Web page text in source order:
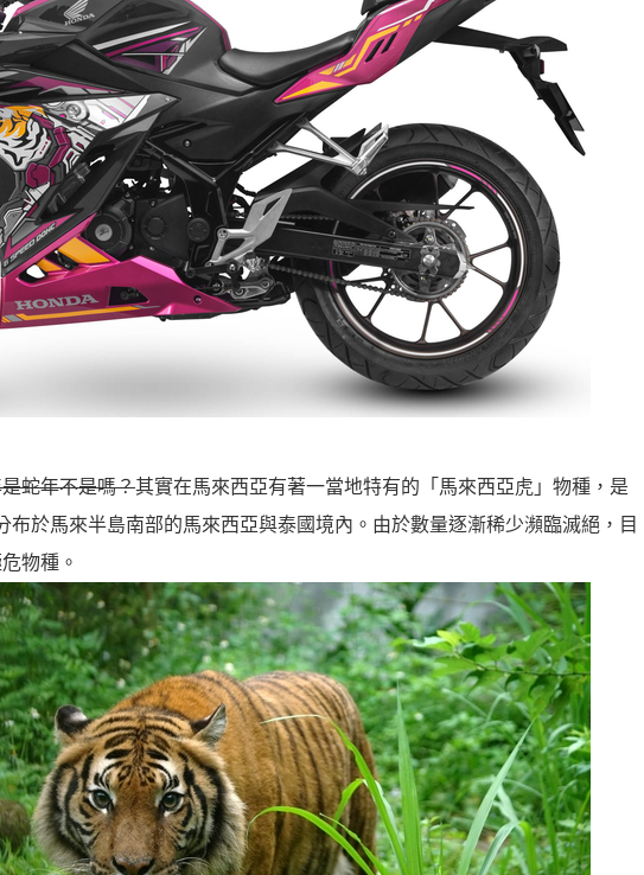
蛇年不是嗎？其實在馬來西亞有著一當地特有的「馬來西亞虎」物種，是
布於馬來半島南部的馬來西亞與泰國境內。由於數量逐漸稀少瀕臨滅絕，目
物種。